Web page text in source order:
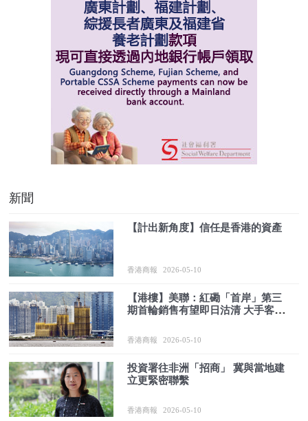
新聞
【計出新角度】信任是香港的資產
香港商報 2026-05-10
【港樓】美聯：紅磡「首岸」第三
期首輪銷售有望即日沽清 大手客擬
香港商報 2026-05-10
投資署往非洲「招商」 冀與當地建
立更緊密聯繫
香港商報 2026-05-10